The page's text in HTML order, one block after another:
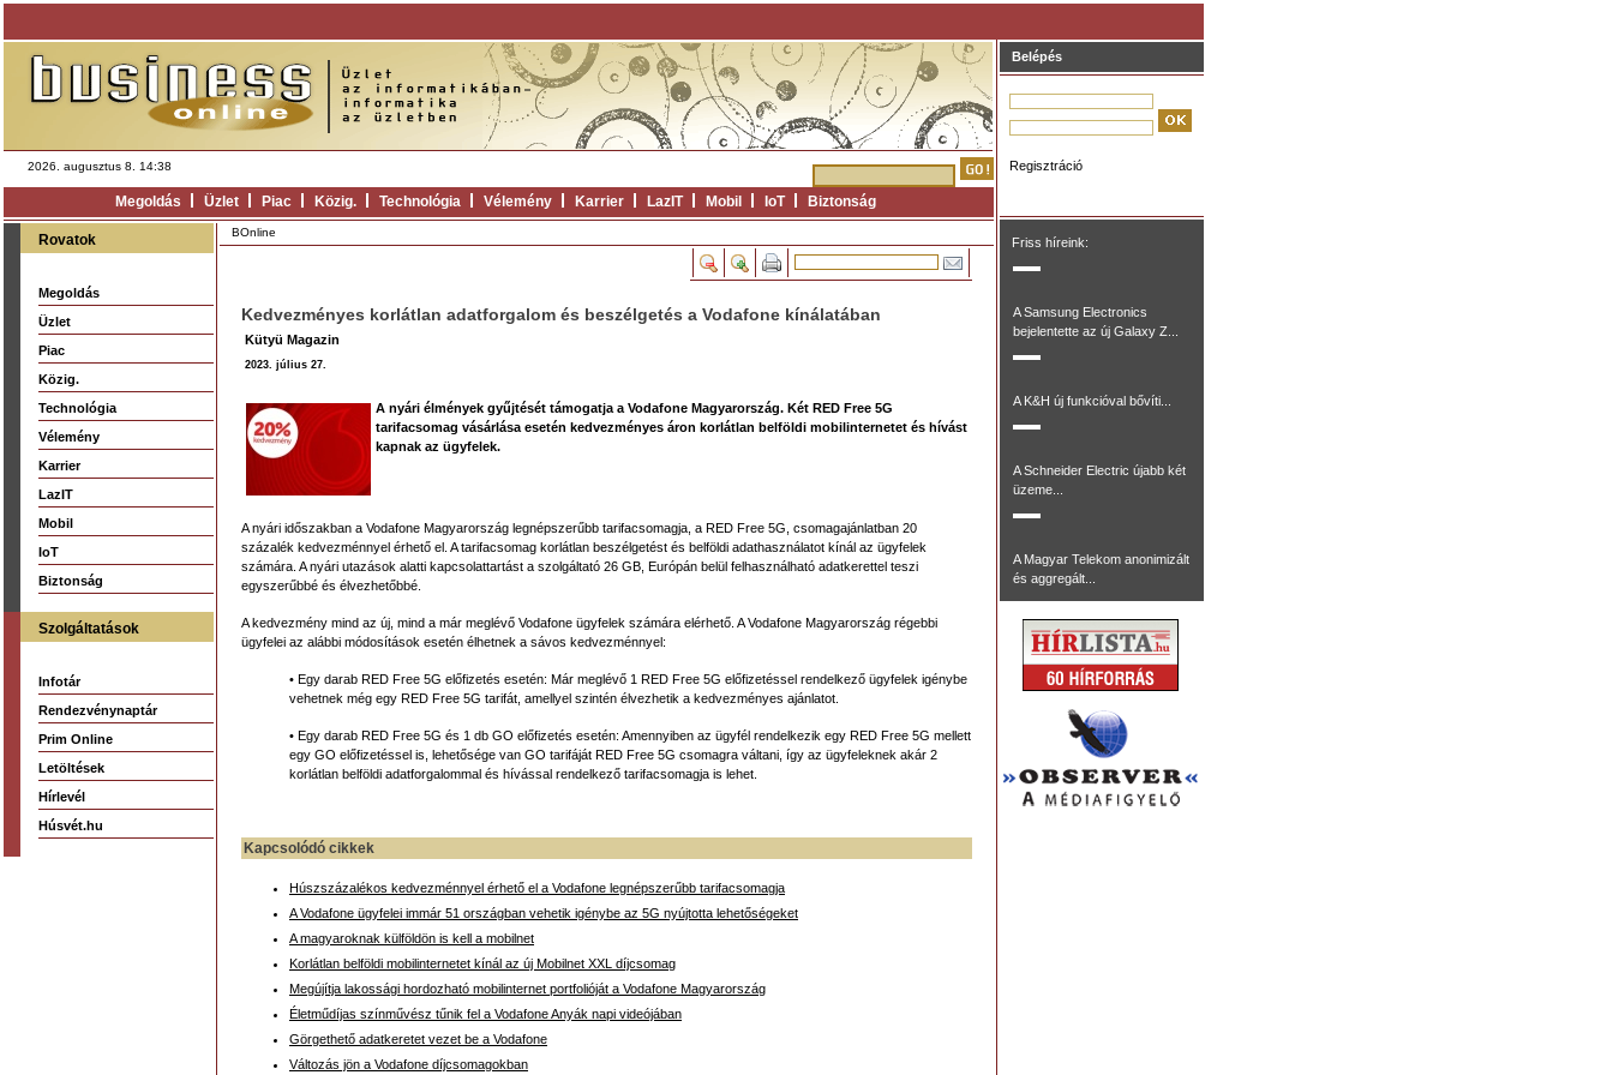
2026. augusztus 8. 14:38
Megoldás Üzlet Piac Közig. Technológia Vélemény Karrier LazIT Mobil IoT Biztonság
Rovatok
Megoldás
Üzlet
Piac
Közig.
Technológia
Vélemény
Karrier
LazIT
Mobil
IoT
Biztonság
Szolgáltatások
Infotár
Rendezvénynaptár
Prim Online
Letöltések
Hírlevél
Húsvét.hu
BOnline
Kedvezményes korlátlan adatforgalom és beszélgetés a Vodafone kínálatában
Kütyü Magazin
2023. július 27.
A nyári élmények gyűjtését támogatja a Vodafone Magyarország. Két RED Free 5G
tarifacsomag vásárlása esetén kedvezményes áron korlátlan belföldi mobilinternetet és hívást
kapnak az ügyfelek.
A nyári időszakban a Vodafone Magyarország legnépszerűbb tarifacsomagja, a RED Free 5G, csomagajánlatban 20
százalék kedvezménnyel érhető el. A tarifacsomag korlátlan beszélgetést és belföldi adathasználatot kínál az ügyfelek
számára. A nyári utazások alatti kapcsolattartást a szolgáltató 26 GB, Európán belül felhasználható adatkerettel teszi
egyszerűbbé és élvezhetőbbé.
A kedvezmény mind az új, mind a már meglévő Vodafone ügyfelek számára elérhető. A Vodafone Magyarország régebbi
ügyfelei az alábbi módosítások esetén élhetnek a sávos kedvezménnyel:
• Egy darab RED Free 5G előfizetés esetén: Már meglévő 1 RED Free 5G előfizetéssel rendelkező ügyfelek igénybe
vehetnek még egy RED Free 5G tarifát, amellyel szintén élvezhetik a kedvezményes ajánlatot.
• Egy darab RED Free 5G és 1 db GO előfizetés esetén: Amennyiben az ügyfél rendelkezik egy RED Free 5G mellett
egy GO előfizetéssel is, lehetősége van GO tarifáját RED Free 5G csomagra váltani, így az ügyfeleknek akár 2
korlátlan belföldi adatforgalommal és hívással rendelkező tarifacsomagja is lehet.
Kapcsolódó cikkek
Húszszázalékos kedvezménnyel érhető el a Vodafone legnépszerűbb tarifacsomagja
A Vodafone ügyfelei immár 51 országban vehetik igénybe az 5G nyújtotta lehetőségeket
A magyaroknak külföldön is kell a mobilnet
Korlátlan belföldi mobilinternetet kínál az új Mobilnet XXL díjcsomag
Megújítja lakossági hordozható mobilinternet portfolióját a Vodafone Magyarország
Életműdíjas színművész tűnik fel a Vodafone Anyák napi videójában
Görgethető adatkeretet vezet be a Vodafone
Változás jön a Vodafone díjcsomagokban
Belépés
Regisztráció
Friss híreink:
A Samsung Electronics
bejelentette az új Galaxy Z...
A K&H új funkcióval bővíti...
A Schneider Electric újabb két
üzeme...
A Magyar Telekom anonimizált
és aggregált...